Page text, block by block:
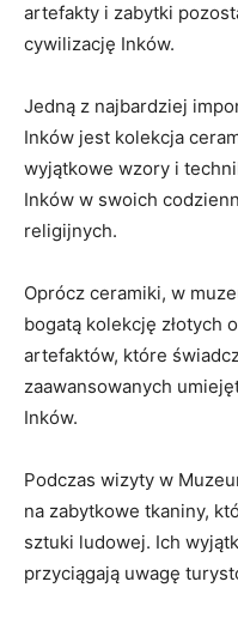
artefakty i zabytki
cywilizację Inków.
Jedną z najbardziej
Inków jest kolekcja
wyjątkowe ⁣wzory i
Inków w swoich‌
religijnych.
Oprócz ceramiki,⁤ w
bogatą ⁢kolekcję złotych
‍artefaktów, które
zaawansowanych
Inków.
Podczas wizyty w
na zabytkowe tkaniny,
sztuki ludowej. ​Ich
przyciągają uwagę